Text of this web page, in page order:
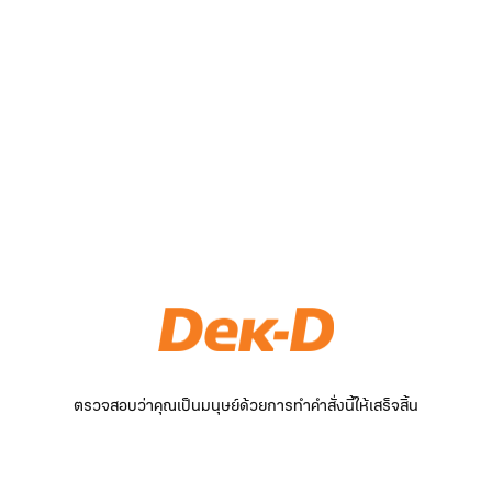
ตรวจสอบว่าคุณเป็นมนุษย์ด้วยการทำคำสั่งนี้ให้เสร็จสิ้น